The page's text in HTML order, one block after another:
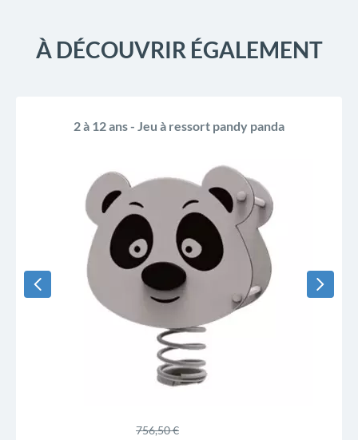
À DÉCOUVRIR ÉGALEMENT
2 à 12 ans - Jeu à ressort pandy panda
756,50 €